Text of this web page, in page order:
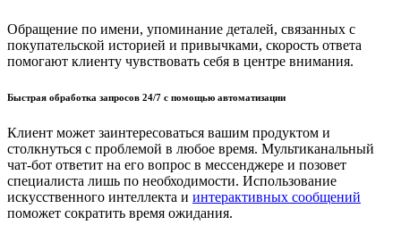
Обращение по имени, упоминание деталей, связанных с
покупательской историей и привычками, скорость ответа
помогают клиенту чувствовать себя в центре внимания.
Быстрая обработка запросов 24/7 с помощью автоматизации
Клиент может заинтересоваться вашим продуктом и
столкнуться с проблемой в любое время. Мультиканальный
чат-бот ответит на его вопрос в мессенджере и позовет
специалиста лишь по необходимости. Использование
искусственного интеллекта и интерактивных сообщений
поможет сократить время ожидания.